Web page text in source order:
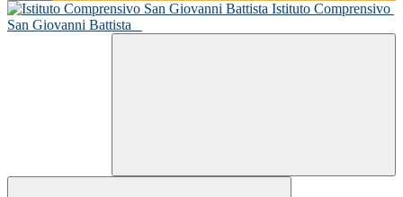
Istituto Comprensivo
San Giovanni Battista